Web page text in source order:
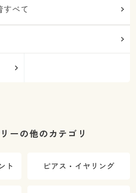
すべて
ーの他のカテゴリ
ト ピアス・イヤリング